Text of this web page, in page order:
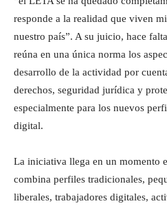
responde a la realidad que viven
nuestro país”. A su juicio, hace
reúna en una única norma los
desarrollo de la actividad por
derechos, seguridad jurídica y
especialmente para los nuevos
digital.
La iniciativa llega en un momento
combina perfiles tradicionales,
liberales, trabajadores digitales,